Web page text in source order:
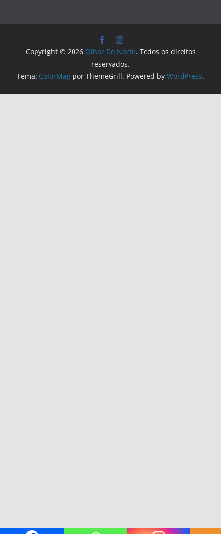
Copyright © 2026 Olhar Do Norte. Todos os direitos
reservados.
Tema: ColorMag por ThemeGrill. Powered by WordPress.